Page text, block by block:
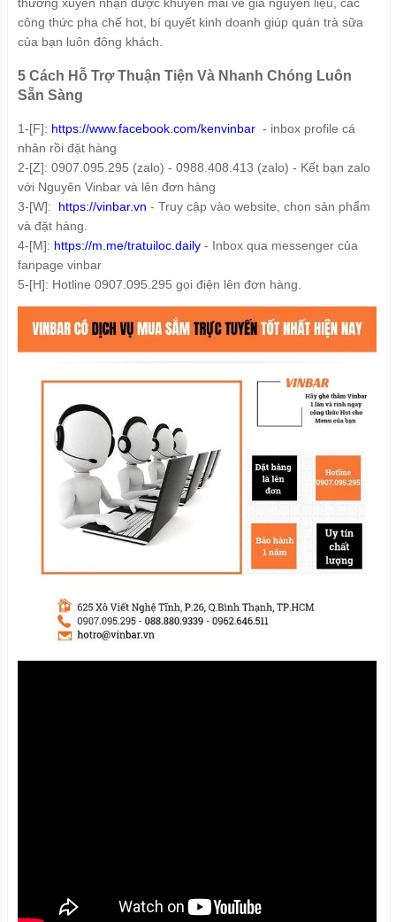
công thức pha chế hot, bí quyết kinh doanh giúp quán trà sữa
của bạn luôn đông khách.
5 Cách Hỗ Trợ Thuận Tiện Và Nhanh Chóng Luôn
Sẵn Sàng
1-[F]: https://www.facebook.com/kenvinbar - inbox profile cá
nhân rồi đặt hàng
2-[Z]: 0907.095.295 (zalo) - 0988.408.413 (zalo) - Kết bạn zalo
với Nguyên Vinbar và lên đơn hàng
3-[W]: https://vinbar.vn - Truy cập vào website, chọn sản phẩm
và đặt hàng.
4-[M]: https://m.me/tratuiloc.daily- Inbox qua messenger của
fanpage vinbar
5-[H]: Hotline 0907.095.295 gọi điện lên đơn hàng.